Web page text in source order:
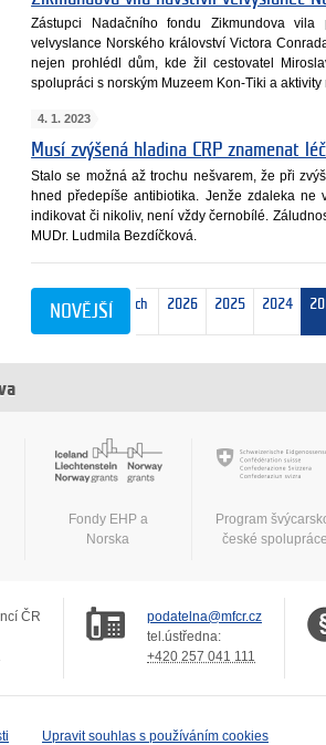
Zástupci Nadačního fondu Zikmundova
velvyslance Norského království Victora
nejen prohlédl dům, kde žil cestovatel
spolupráci s norským Muzeem Kon-Tiki a
4. 1. 2023
Musí zvýšená hladina CRP znamenat
Stalo se možná až trochu nešvarem, že při
hned předepíše antibiotika. Jenže zdaleka ne
indikovat či nikoliv, není vždy černobílé.
MUDr. Ludmila Bezdíčková.
nejnovějších
10
2026 2025 2024
NOVĚJŠÍ
Fondy EHP a
Norska
Program
české
ČR
podatelna@mfcr.cz
tel.ústředna:
+420 257 041 111
Upravit souhlas s používáním cookies